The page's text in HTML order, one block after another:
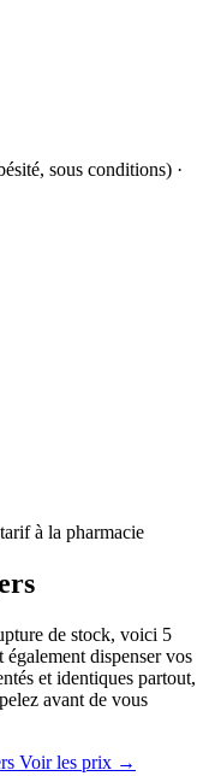
sous conditions) ·
à la pharmacie
de stock, voici 5
dispenser vos
et identiques partout,
avant de vous
Voir les prix →